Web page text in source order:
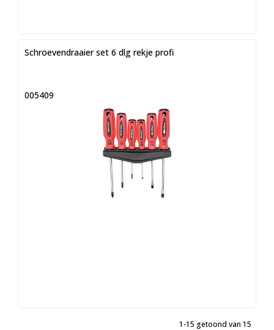
Schroevendraaier set 6 dlg rekje profi
005409
1-15 getoond van 15